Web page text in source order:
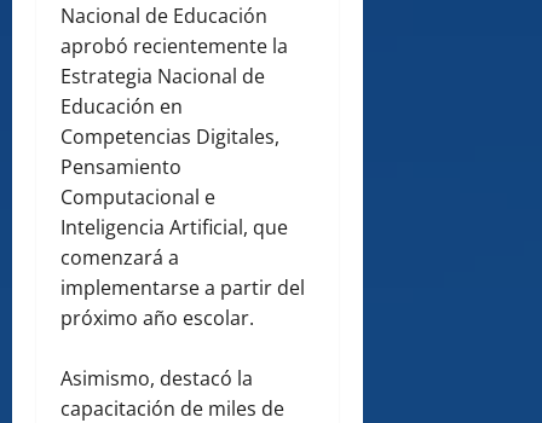
Nacional de Educación
aprobó recientemente la
Estrategia Nacional de
Educación en
Competencias Digitales,
Pensamiento
Computacional e
Inteligencia Artificial, que
comenzará a
implementarse a partir del
próximo año escolar.
Asimismo, destacó la
capacitación de miles de